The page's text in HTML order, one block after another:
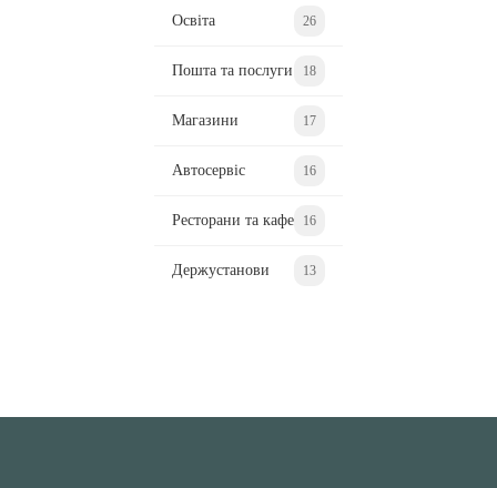
Освіта 26
Пошта та послуги 18
Магазини 17
Автосервіс 16
Ресторани та кафе 16
Держустанови 13